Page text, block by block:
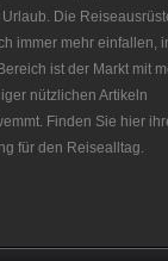
Urlaub. Die
immer mehr einfallen,
ist der Markt mit
nützlichen Artikeln
Finden Sie hier
für den Reisealltag.